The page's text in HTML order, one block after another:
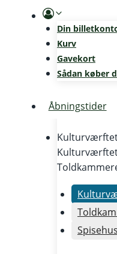
Din
Kurv
Gavekort
Sådan køber
Åbningstider